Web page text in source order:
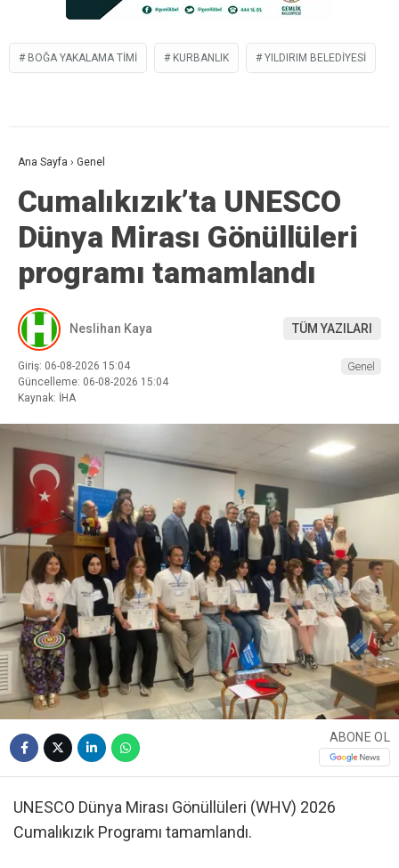
BOĞA YAKALAMA TIMI KURBANLIK YILDIRIM BELEDIYESI
Ana Sayfa › Genel
Cumalıkızık’ta UNESCO
Dünya Mirası Gönüllüleri
programı tamamlandı
Neslihan Kaya TÜM YAZILARI
Giriş: 06-08-2026 15:04
Güncelleme: 06-08-2026 15:04
Kaynak: İHA
Genel
ABONE OL
UNESCO Dünya Mirası Gönüllüleri (WHV) 2026
Cumalıkızık Programı tamamlandı.